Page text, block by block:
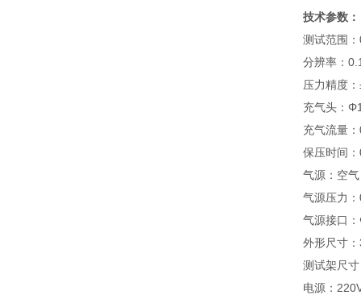
技术参数：
测试范围
分辨率：
压力精度
充气头：
充气流量
保压时间
气源：空
气源压力
气源接口
外形尺寸
测试架尺
电源：